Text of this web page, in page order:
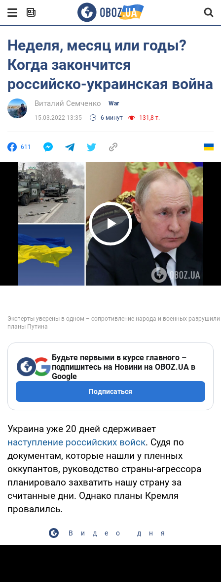
Неделя, месяц или годы?
Когда закончится
российско-украинская война
Виталий Семченко War
15.03.2022 13:35 6 минут 131,8 т.
611
Play Video
Будьте первыми в курсе главного –
подпишитесь на Новини на OBOZ.UA в
Google
Подписаться
Украина уже 20 дней сдерживает
наступление российских войск. Судя по
документам, которые нашли у пленных
оккупантов, руководство страны-агрессора
планировало захватить нашу страну за
считанные дни. Однако планы Кремля
провалилсь.
Видео дня